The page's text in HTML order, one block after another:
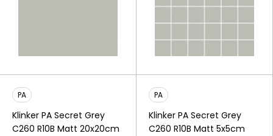
PA
Klinker PA Secret Grey
C260 R10B Matt 20x20cm
PA
Klinker PA Secret Grey
C260 R10B Matt 5x5cm